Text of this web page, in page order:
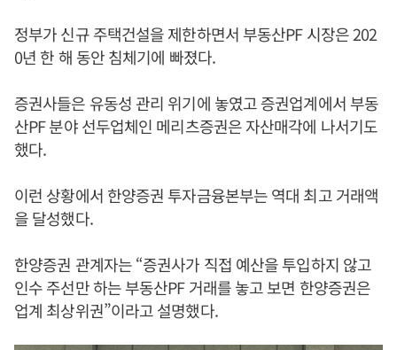
정부가 신규 주택건설을 제한하면서 부동산PF 시장은 202
0년 한 해 동안 침체기에 빠졌다.
증권사들은 유동성 관리 위기에 놓였고 증권업계에서 부동
산PF 분야 선두업체인 메리츠증권은 자산매각에 나서기도
했다.
이런 상황에서 한양증권 투자금융본부는 역대 최고 거래액
을 달성했다.
한양증권 관계자는 “증권사가 직접 예산을 투입하지 않고
인수 주선만 하는 부동산PF 거래를 놓고 보면 한양증권은
업계 최상위권”이라고 설명했다.